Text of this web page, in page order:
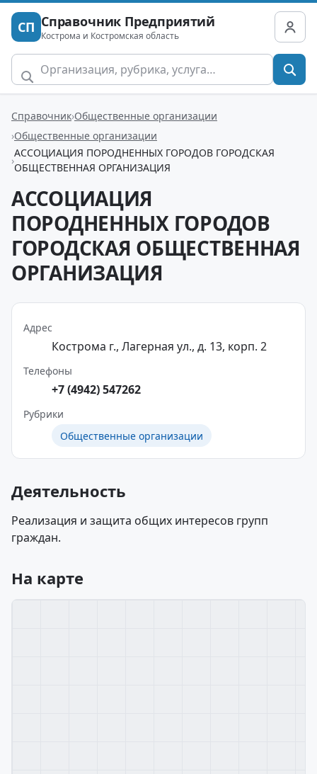
СП Справочник Предприятий
Кострома и Костромская область
Справочник Общественные организации
Общественные организации
АССОЦИАЦИЯ ПОРОДНЕННЫХ ГОРОДОВ ГОРОДСКАЯ
ОБЩЕСТВЕННАЯ ОРГАНИЗАЦИЯ
АССОЦИАЦИЯ
ПОРОДНЕННЫХ ГОРОДОВ
ГОРОДСКАЯ ОБЩЕСТВЕННАЯ
ОРГАНИЗАЦИЯ
Адрес
Кострома г., Лагерная ул., д. 13, корп. 2
Телефоны
+7 (4942) 547262
Рубрики
Общественные организации
Деятельность
Реализация и защита общих интересов групп
граждан.
На карте